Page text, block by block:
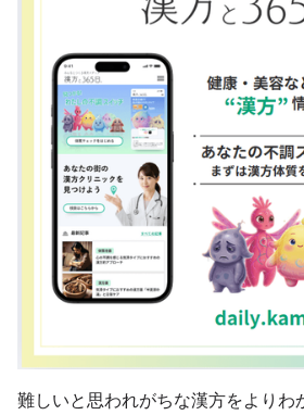
難しいと思われがちな漢方をよりわ